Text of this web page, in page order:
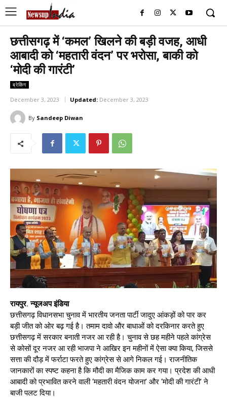
छत्तीसगढ़ में ‘कमल’ खिलने की बड़ी वजह, आधी
आबादी को ‘महतारी वंदन’ पर भरोसा, बाकी को
‘मोदी की गारंटी’
ब्रेकिंग
December 3, 2023 Updated: December 3, 2023
By Sandeep Diwan
रायपुर. न्यूजअप इंडिया
छत्तीसगढ़ विधानसभा चुनाव में भारतीय जनता पार्टी जादुए आंकड़ों को पार कर
बड़ी जीत को ओर बढ़ गई है। तमाम दावो और बाधाओं को दरकिनार करते हुए
छत्तीसगढ़ में सरकार बनाती नजर आ रही है। चुनाव से छह महीने पहले कांग्रेस
से कोसों दूर नजर आ रही भाजपा ने आखिर इन महीनों में ऐसा क्या किया, जिससे
सत्ता की दौड़ में फर्राटा फरते हुए कांग्रेस से आगे निकल गई। राजनीतिक
जानकारों का स्पष्ट कहना है कि मौदी का मैजिक काम कर गया। प्रदेश की आधी
आबादी को प्रभावित करने वाली ‘महतारी वंदन योजना’ और ‘मोदी की गारंटी’ ने
बाजी पलट दिया।